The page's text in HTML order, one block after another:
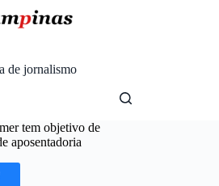
de jornalismo
tem objetivo de
aposentadoria